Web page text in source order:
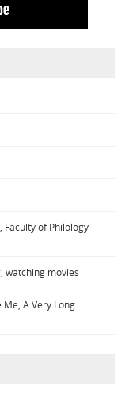
Faculty of Philology
watching movies
A Very Long